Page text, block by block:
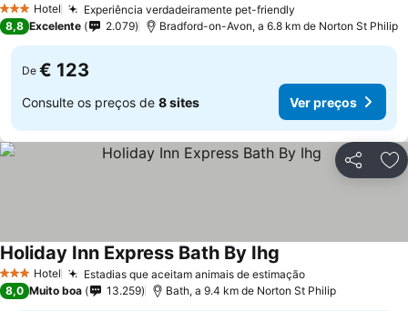
3 EstrelasHotel Experiência verdadeiramente pet-friendly
8,8 Excelente 2.079 Bradford-on-Avon, a 6.8 km de Norton St Philip
De € 123
Consulte os preços de 8 sites Ver preços
Partilhar
3 EstrelasHotel Estadias que aceitam animais de estimação
Holiday Inn Express Bath By Ihg
8,0 Muito boa 13.259 Bath, a 9.4 km de Norton St Philip